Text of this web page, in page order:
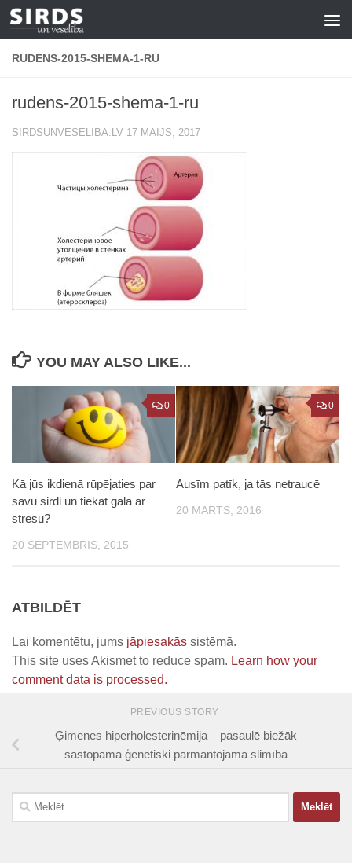
Skip to content
RUDENS-2015-SHEMA-1-RU
rudens-2015-shema-1-ru
SIRDSUNVESELIBA.LV 17 MAIJS, 2017
YOU MAY ALSO LIKE...
0
Kā jūs ikdienā rūpējaties par
savu sirdi un tiekat galā ar
stresu?
20 SEPTEMBRIS, 2015
0
Ausīm patīk, ja tās netraucē
20 MARTS, 2016
ATBILDĒT
Lai komentētu, jums jāpiesakās sistēmā.
This site uses Akismet to reduce spam. Learn how your
comment data is processed.
PREVIOUS STORY
Ģimenes hiperholesterinēmija – pasaulē biežāk
sastopamā ģenētiski pārmantojamā slimība
Meklēt: